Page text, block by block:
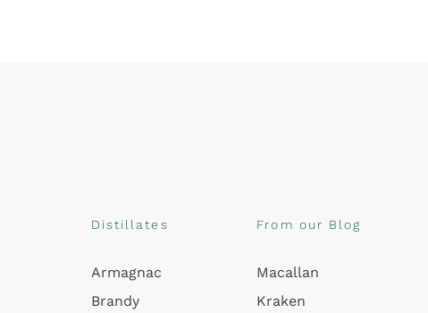
Distillates
Armagnac
Brandy
From our Blog
Macallan
Kraken